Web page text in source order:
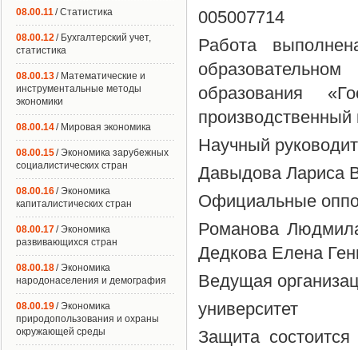
005007714
Работа
образования
производственный
Научный
Давыдова Лариса
Официальные
Романова
Дедкова Елена
Ведущая
университет
Защита
08.00.11/ Статистика
08.00.12/ Бухгалтерский учет,
статистика
08.00.13/ Математические и
инструментальные методы
экономики
08.00.14/ Мировая экономика
08.00.15/ Экономика зарубежных
социалистических стран
08.00.16/ Экономика
капиталистических стран
08.00.17/ Экономика
развивающихся стран
08.00.18/ Экономика
народонаселения и демография
08.00.19/ Экономика
природопользования и охраны
окружающей среды